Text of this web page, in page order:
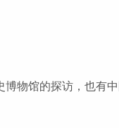
馆的探访，也有